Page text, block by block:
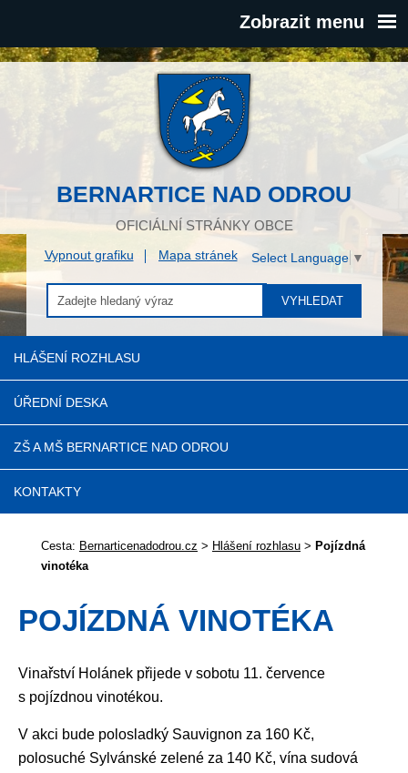
Zobrazit menu
BERNARTICE NAD ODROU
OFICIÁLNÍ STRÁNKY OBCE
Vypnout grafiku Mapa stránek Select Language ▼
VYHLEDAT
HLÁŠENÍ ROZHLASU
ÚŘEDNÍ DESKA
ZŠ A MŠ BERNARTICE NAD ODROU
KONTAKTY
Cesta: Bernarticenadodrou.cz > Hlášení rozhlasu > Pojízdná
vinotéka
POJÍZDNÁ VINOTÉKA
Vinařství Holánek přijede v sobotu 11. července
s pojízdnou vinotékou.
V akci bude polosladký Sauvignon za 160 Kč,
polosuché Sylvánské zelené za 140 Kč, vína sudová